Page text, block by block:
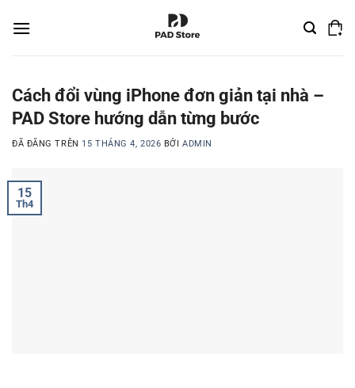
đến
Cách đổi vùng iPhone đơn giản tại nhà –
PAD Store hướng dẫn từng bước
ĐÃ ĐĂNG TRÊN 15 THÁNG 4, 2026 BỞIADMIN
15
Th4